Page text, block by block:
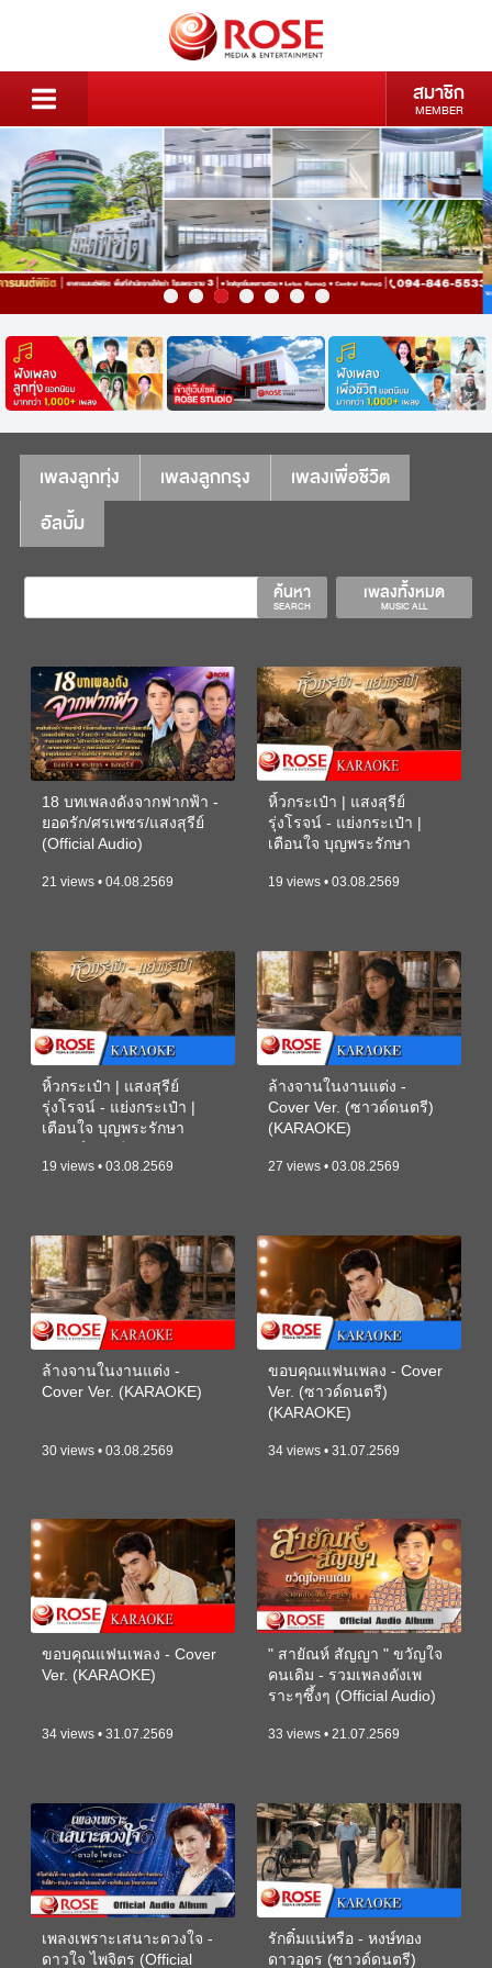
สมาชิก
MEMBER
เพลงลูกทุ่ง เพลงลูกกรุง
เพลงเพื่อชีวิต
อัลบั้ม
เพลงทั้งหมด
MUSIC ALL
ค้นหา
SEARCH
18 บทเพลงดังจากฟากฟ้า -
ยอดรัก/ศรเพชร/แสงสุรีย์
(Official Audio)
21 views • 04.08.2569
หิ้วกระเป๋า | แสงสุรีย์
รุ่งโรจน์ - แย่งกระเป๋า |
เตือนใจ บุญพระรักษา
19 views • 03.08.2569
หิ้วกระเป๋า | แสงสุรีย์
รุ่งโรจน์ - แย่งกระเป๋า |
เตือนใจ บุญพระรักษา
19 views • 03.08.2569
ล้างจานในงานแต่ง -
Cover Ver. (ซาวด์ดนตรี)
(KARAOKE)
27 views • 03.08.2569
ล้างจานในงานแต่ง -
Cover Ver. (KARAOKE)
30 views • 03.08.2569
ขอบคุณแฟนเพลง - Cover
Ver. (ซาวด์ดนตรี)
(KARAOKE)
34 views • 31.07.2569
ขอบคุณแฟนเพลง - Cover
Ver. (KARAOKE)
34 views • 31.07.2569
" สายัณห์ สัญญา " ขวัญใจ
คนเดิม - รวมเพลงดังเพ
ราะๆซึ้งๆ (Official Audio)
33 views • 21.07.2569
เพลงเพราะเสนาะดวงใจ -
ดาวใจ ไพจิตร (Official
รักติ๋มแน่หรือ - หงษ์ทอง
ดาวอุดร (ซาวด์ดนตรี)